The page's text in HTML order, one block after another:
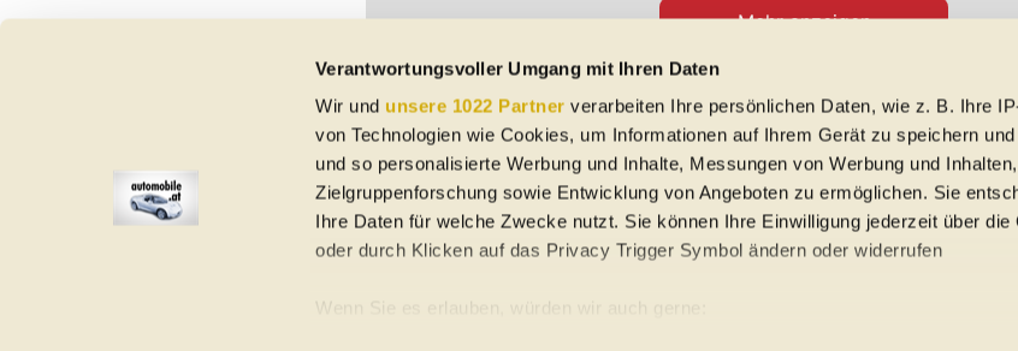
Verantwortungsvoller Umgang mit Ihren Daten
Wir und unsere 1022 Partner verarbeiten Ihre persönlichen Daten, wie z. B. Ihre
von Technologien wie Cookies, um Informationen auf Ihrem Gerät zu speichern
und so personalisierte Werbung und Inhalte, Messungen von Werbung und Inhalten,
Zielgruppenforschung sowie Entwicklung von Angeboten zu ermöglichen. Sie
Ihre Daten für welche Zwecke nutzt. Sie können Ihre Einwilligung jederzeit über die
oder durch Klicken auf das Privacy Trigger Symbol ändern oder widerrufen
Wenn Sie es erlauben, würden wir auch gerne:
Mehr anzeigen
Preisangaben in den Meldungen gelten für Deutschland. Quelle: Auto-
Vorbehaltlich Irrtümer, Schreibfehler und Zwischenverkauf. Hinweis: Technische Daten,
etc. beziehen sich auf EU-Normen sowie auf Neuwagen. automobile.at übernimmt
Nutzungsbedingungen keine Gewähr für die Richtigkeit der Angaben.